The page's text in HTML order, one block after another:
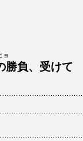
ョ
負、受けて